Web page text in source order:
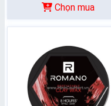
Chọn mua